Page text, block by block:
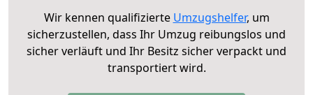
Wir kennen qualifizierte Umzugshelfer, um
sicherzustellen, dass Ihr Umzug reibungslos und
sicher verläuft und Ihr Besitz sicher verpackt und
transportiert wird.